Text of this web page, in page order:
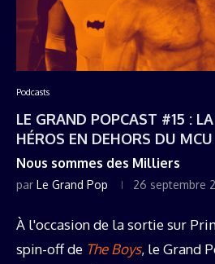
Podcasts
LE GRAND POPCAST #15 :
HÉROS EN DEHORS DU MCU
Nous sommes des Milliers
par Le Grand Pop 26 septembre
À l'occasion de la sortie sur
spin-off de The Boys, le Grand